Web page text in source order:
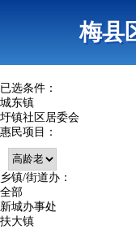
查询指引梅县
已选条件：
城东镇
圩镇社区居委会
惠民项目：
乡镇/街道办：
全部
新城办事处
扶大镇